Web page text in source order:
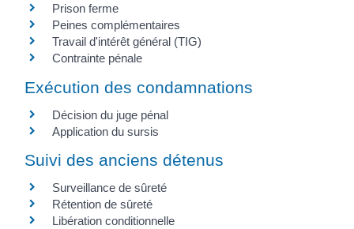
Prison ferme
Peines complémentaires
Travail d'intérêt général (TIG)
Contrainte pénale
Exécution des condamnations
Décision du juge pénal
Application du sursis
Suivi des anciens détenus
Surveillance de sûreté
Rétention de sûreté
Libération conditionnelle